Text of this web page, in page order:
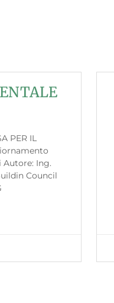
PER IL
Autore: Ing.
Council